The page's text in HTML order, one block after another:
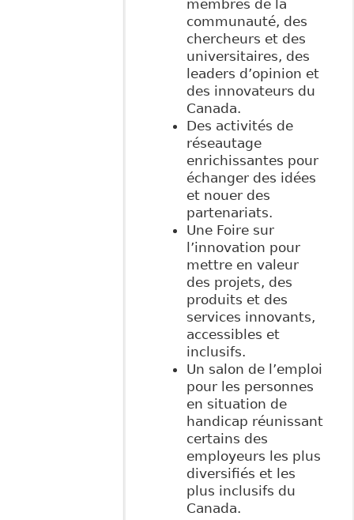
membres de la
communauté, des
chercheurs et des
universitaires, des
leaders d’opinion et
des innovateurs du
Canada.
Des activités de
réseautage
enrichissantes pour
échanger des idées
et nouer des
partenariats.
Une Foire sur
l’innovation pour
mettre en valeur
des projets, des
produits et des
services innovants,
accessibles et
inclusifs.
Un salon de l’emploi
pour les personnes
en situation de
handicap réunissant
certains des
employeurs les plus
diversifiés et les
plus inclusifs du
Canada.